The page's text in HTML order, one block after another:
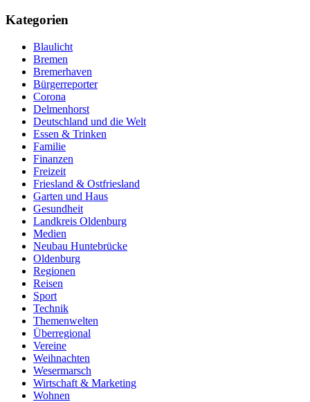
Kategorien
Blaulicht
Bremen
Bremerhaven
Bürgerreporter
Corona
Delmenhorst
Deutschland und die Welt
Essen & Trinken
Familie
Finanzen
Freizeit
Friesland & Ostfriesland
Garten und Haus
Gesundheit
Landkreis Oldenburg
Medien
Neubau Huntebrücke
Oldenburg
Regionen
Reisen
Sport
Technik
Themenwelten
Überregional
Vereine
Weihnachten
Wesermarsch
Wirtschaft & Marketing
Wohnen